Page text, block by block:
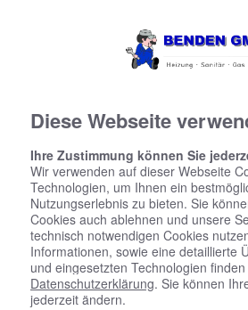
Diese Webseite
Ihre Zustimmung können Sie
Wir verwenden auf dieser Webseite
Technologien, um Ihnen ein
Nutzungserlebnis zu bieten. Sie
Cookies auch ablehnen und unsere
technisch notwendigen Cookies
Informationen, sowie eine detaillierte
und eingesetzten Technologien
Datenschutzerklärung. Sie können
jederzeit ändern.